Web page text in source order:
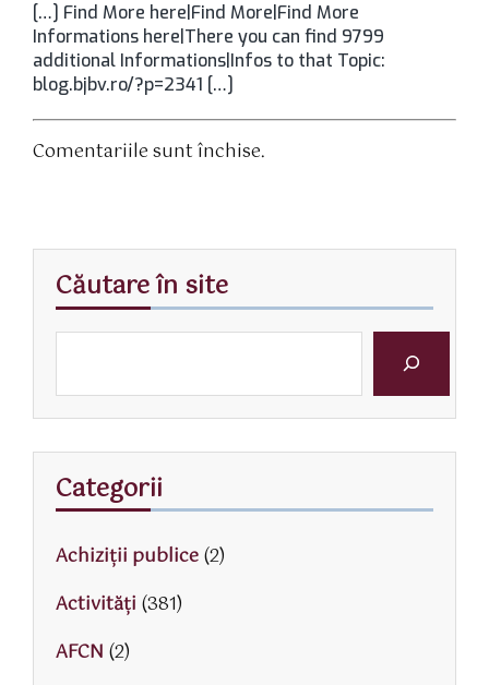
[…] Find More here|Find More|Find More
Informations here|There you can find 9799
additional Informations|Infos to that Topic:
blog.bjbv.ro/?p=2341 […]
Comentariile sunt închise.
Căutare în site
Categorii
Achiziții publice(2)
Activităţi (381)
AFCN (2)